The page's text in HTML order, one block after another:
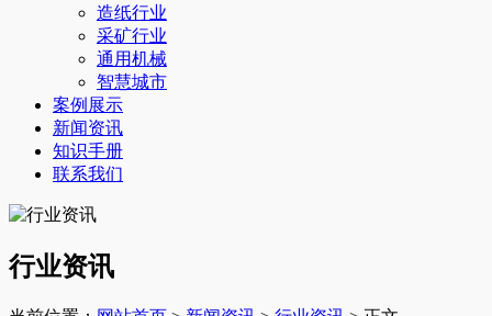
造纸行业
采矿行业
通用机械
智慧城市
案例展示
新闻资讯
知识手册
联系我们
行业资讯